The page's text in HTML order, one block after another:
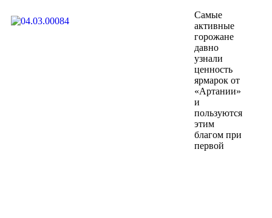
Самые
активные
горожане
давно
узнали
ценность
ярмарок от
«Артании»
и
пользуются
этим
благом при
первой